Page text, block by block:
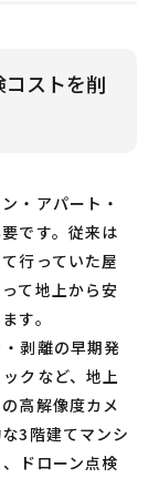
ストを削
・アパート・
です。従来は
行っていた屋
て地上から安
す。
剥離の早期発
クなど、地上
高解像度カメ
3階建てマンシ
ドローン点検